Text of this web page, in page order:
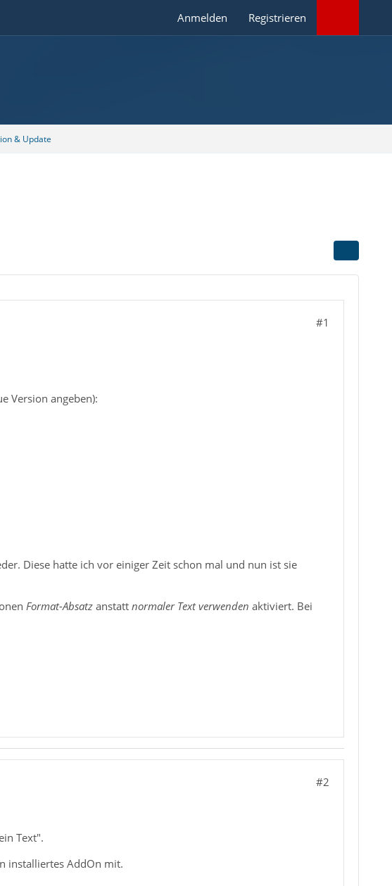
Anmelden Registrieren
& Update
#1
Version angeben):
Diese hatte ich vor einiger Zeit schon mal und nun ist sie
Format-Absatzanstatt normaler Text verwenden aktiviert. Bei
#2
Text".
installiertes AddOn mit.